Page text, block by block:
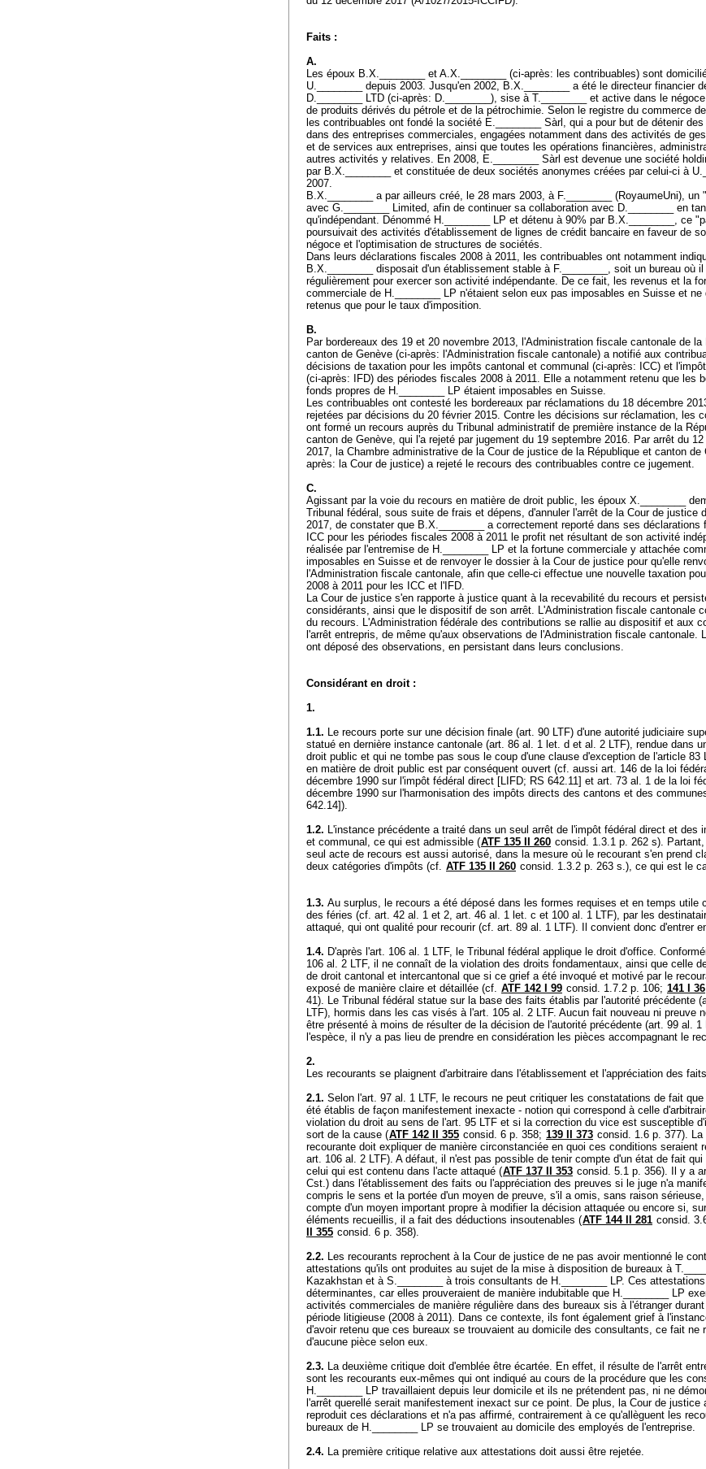
Faits :
A.
Les époux B.X.________ et A.X.________ (ci-après: les contribuables) sont
U.________ depuis 2003. Jusqu'en 2002, B.X.________ a été le directeur financier
D.________ LTD (ci-après: D.________), sise à T.________ et active dans le
de produits dérivés du pétrole et de la pétrochimie. Selon le registre du commerce
les contribuables ont fondé la société E.________ Sàrl, qui a pour but de détenir
dans des entreprises commerciales, engagées notamment dans des activités de
et de services aux entreprises, ainsi que toutes les opérations financières,
autres activités y relatives. En 2008, E.________ Sàrl est devenue une société
par B.X.________ et constituée de deux sociétés anonymes créées par celui-ci à
2007.
B.X.________ a par ailleurs créé, le 28 mars 2003, à F.________ (RoyaumeUni), un
avec G.________ Limited, afin de continuer sa collaboration avec D.________ en
qu'indépendant. Dénommé H.________ LP et détenu à 90% par B.X.________, ce
poursuivait des activités d'établissement de lignes de crédit bancaire en faveur de
négoce et l'optimisation de structures de sociétés.
Dans leurs déclarations fiscales 2008 à 2011, les contribuables ont notamment
B.X.________ disposait d'un établissement stable à F.________, soit un bureau où
régulièrement pour exercer son activité indépendante. De ce fait, les revenus et la
commerciale de H.________ LP n'étaient selon eux pas imposables en Suisse et ne
retenus que pour le taux d'imposition.
B.
Par bordereaux des 19 et 20 novembre 2013, l'Administration fiscale cantonale de la
canton de Genève (ci-après: l'Administration fiscale cantonale) a notifié aux
décisions de taxation pour les impôts cantonal et communal (ci-après: ICC) et
(ci-après: IFD) des périodes fiscales 2008 à 2011. Elle a notamment retenu que les
fonds propres de H.________ LP étaient imposables en Suisse.
Les contribuables ont contesté les bordereaux par réclamations du 18 décembre
rejetées par décisions du 20 février 2015. Contre les décisions sur réclamation, les
ont formé un recours auprès du Tribunal administratif de première instance de la
canton de Genève, qui l'a rejeté par jugement du 19 septembre 2016. Par arrêt du
2017, la Chambre administrative de la Cour de justice de la République et canton de
après: la Cour de justice) a rejeté le recours des contribuables contre ce jugement.
C.
Agissant par la voie du recours en matière de droit public, les époux X.________
Tribunal fédéral, sous suite de frais et dépens, d'annuler l'arrêt de la Cour de justice
2017, de constater que B.X.________ a correctement reporté dans ses déclarations
ICC pour les périodes fiscales 2008 à 2011 le profit net résultant de son activité
réalisée par l'entremise de H.________ LP et la fortune commerciale y attachée
imposables en Suisse et de renvoyer le dossier à la Cour de justice pour qu'elle
l'Administration fiscale cantonale, afin que celle-ci effectue une nouvelle taxation
2008 à 2011 pour les ICC et l'IFD.
La Cour de justice s'en rapporte à justice quant à la recevabilité du recours et
considérants, ainsi que le dispositif de son arrêt. L'Administration fiscale cantonale
du recours. L'Administration fédérale des contributions se rallie au dispositif et aux
l'arrêt entrepris, de même qu'aux observations de l'Administration fiscale cantonale.
ont déposé des observations, en persistant dans leurs conclusions.
Considérant en droit :
1.
1.1. Le recours porte sur une décision finale (art. 90 LTF) d'une autorité judiciaire
statué en dernière instance cantonale (art. 86 al. 1 let. d et al. 2 LTF), rendue dans
droit public et qui ne tombe pas sous le coup d'une clause d'exception de l'article 83
en matière de droit public est par conséquent ouvert (cf. aussi art. 146 de la loi
décembre 1990 sur l'impôt fédéral direct [LIFD; RS 642.11] et art. 73 al. 1 de la loi
décembre 1990 sur l'harmonisation des impôts directs des cantons et des
642.14]).
1.2. L'instance précédente a traité dans un seul arrêt de l'impôt fédéral direct et des
et communal, ce qui est admissible (ATF 135 II 260 consid. 1.3.1 p. 262 s).
seul acte de recours est aussi autorisé, dans la mesure où le recourant s'en prend
deux catégories d'impôts (cf. ATF 135 II 260 consid. 1.3.2 p. 263 s.), ce qui est le
1.3. Au surplus, le recours a été déposé dans les formes requises et en temps utile
des féries (cf. art. 42 al. 1 et 2, art. 46 al. 1 let. c et 100 al. 1 LTF), par les
attaqué, qui ont qualité pour recourir (cf. art. 89 al. 1 LTF). Il convient donc d'entrer
1.4. D'après l'art. 106 al. 1 LTF, le Tribunal fédéral applique le droit d'office.
106 al. 2 LTF, il ne connaît de la violation des droits fondamentaux, ainsi que celle
de droit cantonal et intercantonal que si ce grief a été invoqué et motivé par le
exposé de manière claire et détaillée (cf. ATF 142 I 99 consid. 1.7.2 p. 106; 141 I 36
41). Le Tribunal fédéral statue sur la base des faits établis par l'autorité précédente (
LTF), hormis dans les cas visés à l'art. 105 al. 2 LTF. Aucun fait nouveau ni preuve
être présenté à moins de résulter de la décision de l'autorité précédente (art. 99 al. 1
l'espèce, il n'y a pas lieu de prendre en considération les pièces accompagnant le
2.
Les recourants se plaignent d'arbitraire dans l'établissement et l'appréciation des
2.1. Selon l'art. 97 al. 1 LTF, le recours ne peut critiquer les constatations de fait
été établis de façon manifestement inexacte - notion qui correspond à celle
violation du droit au sens de l'art. 95 LTF et si la correction du vice est susceptible
sort de la cause (ATF 142 II 355 consid. 6 p. 358; 139 II 373 consid. 1.6 p. 377). La
recourante doit expliquer de manière circonstanciée en quoi ces conditions seraient
art. 106 al. 2 LTF). A défaut, il n'est pas possible de tenir compte d'un état de fait qui
celui qui est contenu dans l'acte attaqué (ATF 137 II 353 consid. 5.1 p. 356). Il y a
Cst.) dans l'établissement des faits ou l'appréciation des preuves si le juge n'a
compris le sens et la portée d'un moyen de preuve, s'il a omis, sans raison
compte d'un moyen important propre à modifier la décision attaquée ou encore si,
éléments recueillis, il a fait des déductions insoutenables (ATF 144 II 281 consid.
II 355 consid. 6 p. 358).
2.2. Les recourants reprochent à la Cour de justice de ne pas avoir mentionné le
attestations qu'ils ont produites au sujet de la mise à disposition de bureaux à
Kazakhstan et à S.________ à trois consultants de H.________ LP. Ces
déterminantes, car elles prouveraient de manière indubitable que H.________ LP
activités commerciales de manière régulière dans des bureaux sis à l'étranger
période litigieuse (2008 à 2011). Dans ce contexte, ils font également grief à
d'avoir retenu que ces bureaux se trouvaient au domicile des consultants, ce fait ne
d'aucune pièce selon eux.
2.3. La deuxième critique doit d'emblée être écartée. En effet, il résulte de l'arrêt
sont les recourants eux-mêmes qui ont indiqué au cours de la procédure que les
H.________ LP travaillaient depuis leur domicile et ils ne prétendent pas, ni ne
l'arrêt querellé serait manifestement inexact sur ce point. De plus, la Cour de justice
reproduit ces déclarations et n'a pas affirmé, contrairement à ce qu'allèguent les
bureaux de H.________ LP se trouvaient au domicile des employés de l'entreprise.
2.4. La première critique relative aux attestations doit aussi être rejetée.